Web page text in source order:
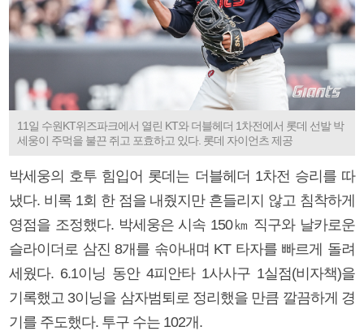
11일 수원KT위즈파크에서 열린 KT와 더블헤더 1차전에서 롯데 선발 박
세웅이 주먹을 불끈 쥐고 포효하고 있다. 롯데 자이언츠 제공
박세웅의 호투 힘입어 롯데는 더블헤더 1차전 승리를 따
냈다. 비록 1회 한 점을 내줬지만 흔들리지 않고 침착하게
영점을 조정했다. 박세웅은 시속 150㎞ 직구와 날카로운
슬라이더로 삼진 8개를 솎아내며 KT 타자를 빠르게 돌려
세웠다. 6.1이닝 동안 4피안타 1사사구 1실점(비자책)을
기록했고 3이닝을 삼자범퇴로 정리했을 만큼 깔끔하게 경
기를 주도했다. 투구 수는 102개.